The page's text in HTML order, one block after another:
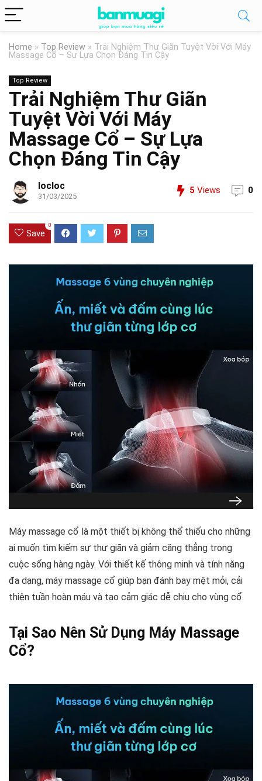
Home » Top Review » Trải Nghiệm Thư Giãn Tuyệt Vời Với Máy
Massage Cổ – Sự Lựa Chọn Đáng Tin Cậy
Top Review
Trải Nghiệm Thư Giãn
Tuyệt Vời Với Máy
Massage Cổ – Sự Lựa
Chọn Đáng Tin Cậy
locloc
31/03/2025
5 Views 0
Save
0
Máy massage cổ là một thiết bị không thể thiếu cho những
ai muốn tìm kiếm sự thư giãn và giảm căng thẳng trong
cuộc sống hàng ngày. Với thiết kế thông minh và tính năng
đa dạng, máy massage cổ giúp bạn đánh bay mệt mỏi, cải
thiện tuần hoàn máu và tạo cảm giác dễ chịu cho vùng cổ.
Tại Sao Nên Sử Dụng Máy Massage
Cổ?